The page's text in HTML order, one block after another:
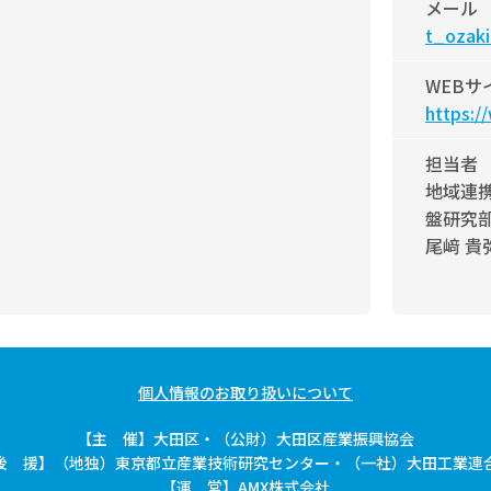
メール
WEBサ
https://
担当者
地域連
盤研究
尾﨑 貴
個人情報のお取り扱いについて
【主 催】大田区・（公財）大田区産業振興協会
援】（地独）東京都立産業技術研究センター・（一社）大田工業連